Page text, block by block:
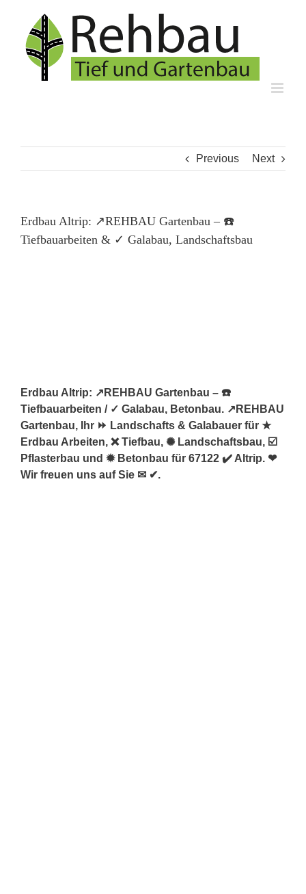
content
Previous Next
Erdbau Altrip: ↗️REHBAU Gartenbau – ☎️
Tiefbauarbeiten & ✓ Galabau, Landschaftsbau
Erdbau Altrip: ↗️REHBAU Gartenbau – ☎️
Tiefbauarbeiten / ✓ Galabau, Betonbau. ↗️REHBAU
Gartenbau, Ihr ⏩ Landschafts & Galabauer für ★
Erdbau Arbeiten, ❌ Tiefbau, ✺ Landschaftsbau, ☑️
Pflasterbau und ✹ Betonbau für 67122 ✔️ Altrip. ❤
Wir freuen uns auf Sie ✉ ✔.